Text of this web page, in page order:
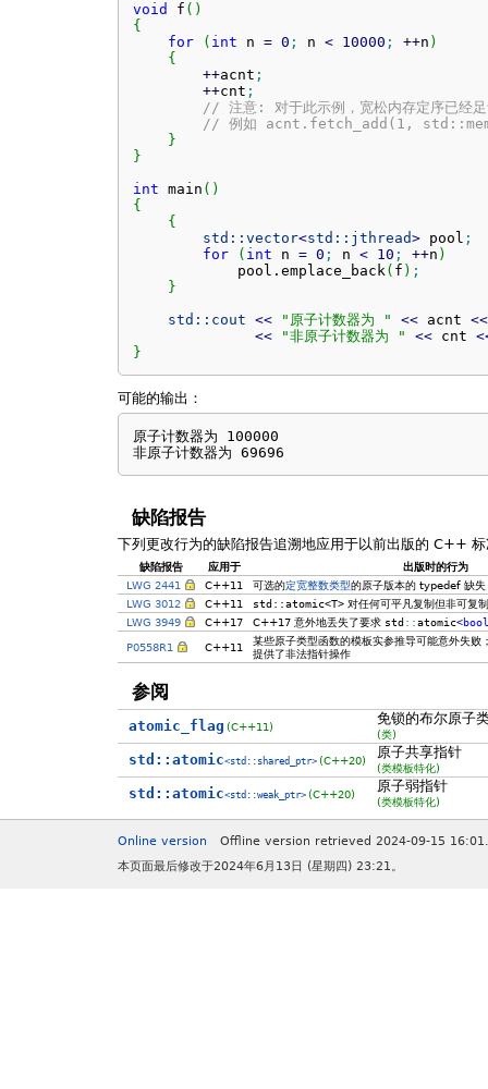
void
f ( )
{
for
( int n = 0 ; n < 10000 ; ++n )
{
++acnt ;
++cnt ;
// 注意: 对于此示例，宽松内存定序已经足
// 例如 acnt.fetch_add(1,
}
}
int main ( )
{
{
std:: vector<std:: jthread> pool ;
for
( int n = 0 ; n < 10 ; ++n )
            pool.
emplace_back( f ) ;
}
std:: cout << "原子计数器为 " << acnt <<
<<
"非原子计数器为 " << cnt
}
可能的输出：
原子计数器为 100000
非原子计数器为 69696
缺陷报告
下列更改行为的缺陷报告追溯地应用于以前出版的 C++
缺陷报告 应用于
出版时的行为
LWG 2441
C++11 可选的定宽整数类型的原子版本的 typedef 缺失
LWG 3012
C++11 std::atomic<T>对任何可平凡复制但非可复
LWG 3949
C++17 C++17 意外地丢失了要求 std::atomic<bool
P0558R1
C++11
某些原子类型函数的模板实参推导可能意外失败
提供了非法指针操作
参阅
atomic_flag (C++11) 免锁的布尔原子
(类)
std::atomic<std::shared_ptr> (C++20) 原子共享指针
(类模板特化)
std::atomic<std::weak_ptr> (C++20) 原子弱指针
(类模板特化)
Online version
Offline version retrieved 2024-09-15 16:01.
本页面最后修改于2024年6月13日 (星期四) 23:21。